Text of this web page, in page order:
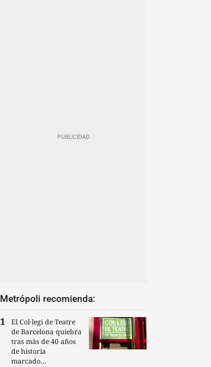
Metrópoli recomienda:
El Col·legi de Teatre
de Barcelona quiebra
tras más de 40 años
de historia
marcado...